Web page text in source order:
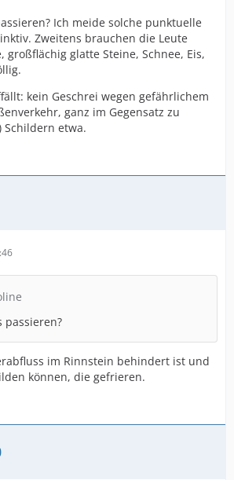
Ich meide solche punktuelle
Zweitens brauchen die Leute
großflächig glatte Steine, Schnee, Eis,
kein Geschrei wegen gefährlichem
ganz im Gegensatz zu
etwa.
passieren?
im Rinnstein behindert ist und
können, die gefrieren.